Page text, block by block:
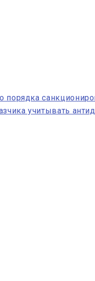
учитывать